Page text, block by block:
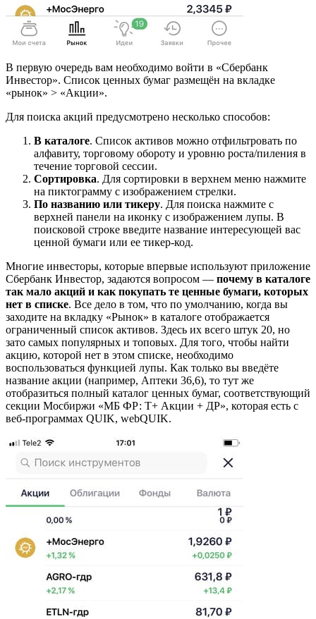
В первую очередь вам необходимо войти в «Сбербанк
Инвестор». Список ценных бумаг размещён на вкладке
«рынок» > «Акции».
Для поиска акций предусмотрено несколько способов:
В каталоге. Список активов можно отфильтровать по
алфавиту, торговому обороту и уровню роста/пиления в
течение торговой сессии.
Сортировка. Для сортировки в верхнем меню нажмите
на пиктограмму с изображением стрелки.
По названию или тикеру. Для поиска нажмите с
верхней панели на иконку с изображением лупы. В
поисковой строке введите название интересующей вас
ценной бумаги или ее тикер-код.
Многие инвесторы, которые впервые используют приложение
Сбербанк Инвестор, задаются вопросом — почему в каталоге
так мало акций и как покупать те ценные бумаги, которых
нет в списке. Все дело в том, что по умолчанию, когда вы
заходите на вкладку «Рынок» в каталоге отображается
ограниченный список активов. Здесь их всего штук 20, но
зато самых популярных и топовых. Для того, чтобы найти
акцию, которой нет в этом списке, необходимо
воспользоваться функцией лупы. Как только вы введёте
название акции (например, Аптеки 36,6), то тут же
отобразиться полный каталог ценных бумаг, соответствующий
секции Мосбиржи «МБ ФР: Т+ Акции + ДР», которая есть с
веб-программах QUIK, webQUIK.